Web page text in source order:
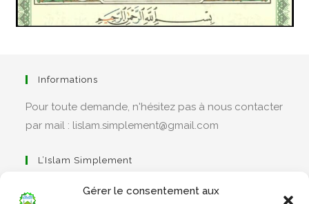
Gérer le consentement aux
Informations
Pour toute demande, n'hésitez pas à nous contacter
par mail : lislam.simplement@gmail.com
L’Islam Simplement